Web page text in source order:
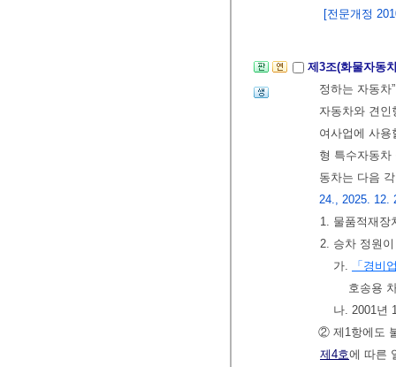
[전문개정
제3조(화물자동
정하는 자동차
자동차와 견인
여사업에 사
형 특수자동
동차는 다음
24., 2025. 12.
1. 물품적재장
2. 승차 정원
가.
「경비
호송용
나. 2001년
② 제1항에도
제4호에 따른